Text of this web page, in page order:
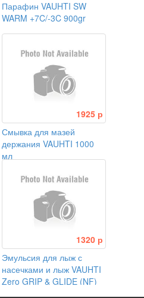
Парафин VAUHTI SW
WARM +7C/-3C 900gr
1925 р
Смывка для мазей
держания VAUHTI 1000
мл
1320 р
Эмульсия для лыж с
насечками и лыж VAUHTI
Zero GRIP & GLIDE (NF)